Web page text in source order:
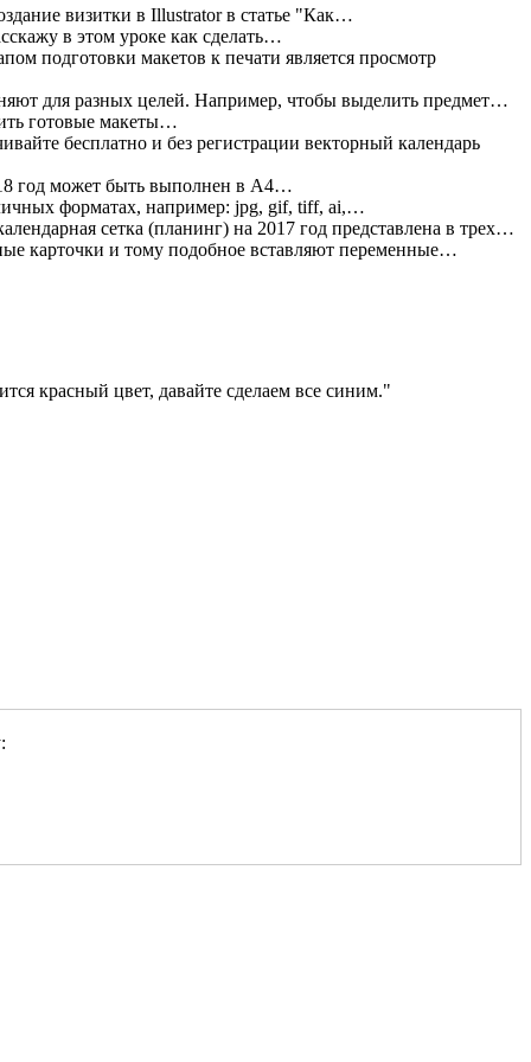
визитки в Illustrator в статье "Как…
в этом уроке как сделать…
подготовки макетов к печати является просмотр
для разных целей. Например, чтобы выделить предмет…
готовые макеты…
бесплатно и без регистрации векторный календарь
год может быть выполнен в А4…
форматах, например: jpg, gif, tiff, ai,…
сетка (планинг) на 2017 год представлена в трех…
карточки и тому подобное вставляют переменные…
красный цвет, давайте сделаем все синим.